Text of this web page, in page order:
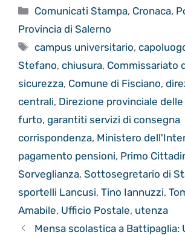
Categorie
Comunicati Stampa, Cronaca,
Provincia di Salerno
Tag
campus universitario,
Stefano, chiusura, Commissariato
sicurezza, Comune di Fisciano,
centrali, Direzione provinciale
furto, garantiti servizi di consegna
corrispondenza, Ministero
pagamento pensioni, Primo
Sorveglianza, Sottosegretario di
sportelli Lancusi, Tino Iannuzzi,
Amabile, Ufficio Postale, utenza
Mensa scolastica a Battipaglia: